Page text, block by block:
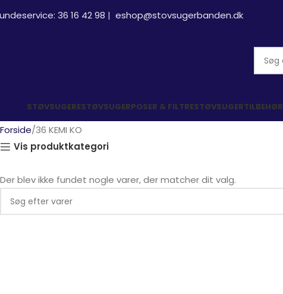
36 16 42 98 | eshop@stovsugerbanden.dk
STØVSUGERESTØVSUGERPOSER & FILTRESTØVSUGERTILBEHØR
Forside 36 KEMI KO
Vis produktkategori
Der blev ikke fundet nogle varer, der matcher dit valg.